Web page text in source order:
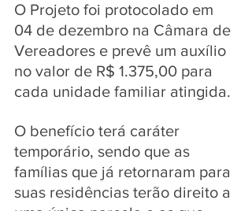
O Projeto foi protocolado em
04 de dezembro na Câmara de
Vereadores e prevê um auxílio
no valor de R$ 1.375,00 para
cada unidade familiar atingida.
O benefício terá caráter
temporário, sendo que as
famílias que já retornaram para
suas residências terão direito a